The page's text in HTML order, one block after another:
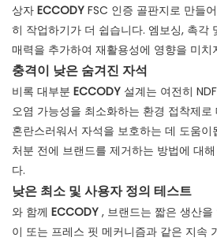
상자 ECCODY FSC 인증 골판지로 만들
히 작업하기가 더 쉽습니다. 엠보싱, 촉각
매력을 추가하여 재활용성에 영향을 미치
충격이 낮은 숨겨진 자석
비록 대부분 ECCODY 설계는 여전히
오염 가능성을 최소화하는 환경 접착제로
혼란스러워서 자석을 보호하는 데 도움이
처분 전에 브랜드를 제거하는 방법에 대
다.
낮은 최소 및 사용자 정의 테스트
와 함께 ECCODY , 브랜드는 짧은 생산
이 또는 프레스 핏 메커니즘과 같은 지속